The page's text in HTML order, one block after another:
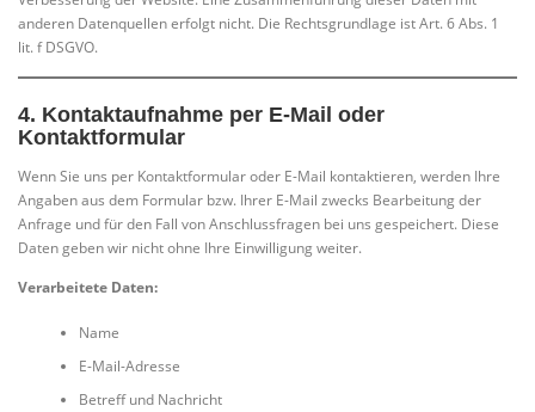
anderen Datenquellen erfolgt nicht. Die Rechtsgrundlage ist Art. 6 Abs. 1
lit. f DSGVO.
4. Kontaktaufnahme per E-Mail oder
Kontaktformular
Wenn Sie uns per Kontaktformular oder E-Mail kontaktieren, werden Ihre
Angaben aus dem Formular bzw. Ihrer E-Mail zwecks Bearbeitung der
Anfrage und für den Fall von Anschlussfragen bei uns gespeichert. Diese
Daten geben wir nicht ohne Ihre Einwilligung weiter.
Verarbeitete Daten:
Name
E-Mail-Adresse
Betreff und Nachricht